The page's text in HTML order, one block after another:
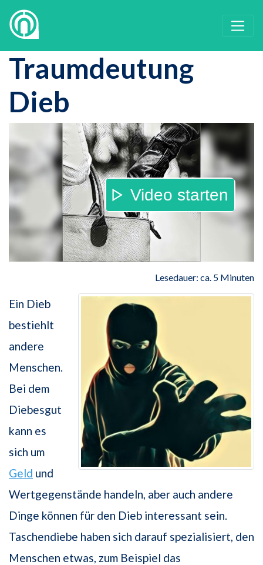
Traumdeutung
Dieb
Video starten
Lesedauer: ca. 5 Minuten
Ein Dieb
bestiehlt
andere
Menschen.
Bei dem
Diebesgut
kann es
sich um
Geld und
Wertgegenstände handeln, aber auch andere
Dinge können für den Dieb interessant sein.
Taschendiebe haben sich darauf spezialisiert, den
Menschen etwas, zum Beispiel das